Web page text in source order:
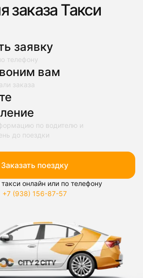
заказа Такси
заявку
телефону
вам
заказа
по водителю и
до поездки
Заказать поездку
онлайн или по телефону
+7 (938) 156-87-57